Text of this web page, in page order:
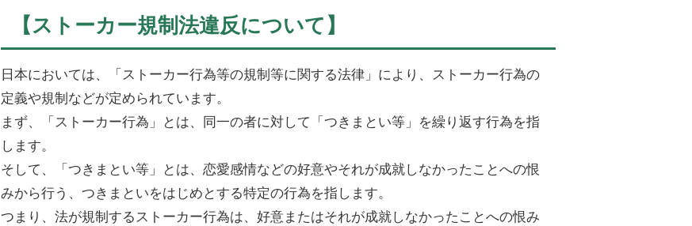
【ストーカー規制法違反について】
日本においては、「ストーカー行為等の規制等に関する法律」により、ストーカー行為の
定義や規制などが定められています。
まず、「ストーカー行為」とは、同一の者に対して「つきまとい等」を繰り返す行為を指
します。
そして、「つきまとい等」とは、恋愛感情などの好意やそれが成就しなかったことへの恨
みから行う、つきまといをはじめとする特定の行為を指します。
つまり、法が規制するストーカー行為は、好意またはそれが成就しなかったことへの恨み